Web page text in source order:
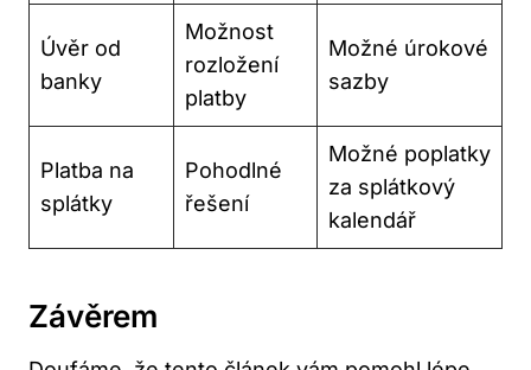
Úvěr od
banky
Možnost
rozložení
platby
Možné úrokové
sazby
Platba na
splátky
Pohodlné
řešení
Možné poplatky
za splátkový
kalendář
Závěrem